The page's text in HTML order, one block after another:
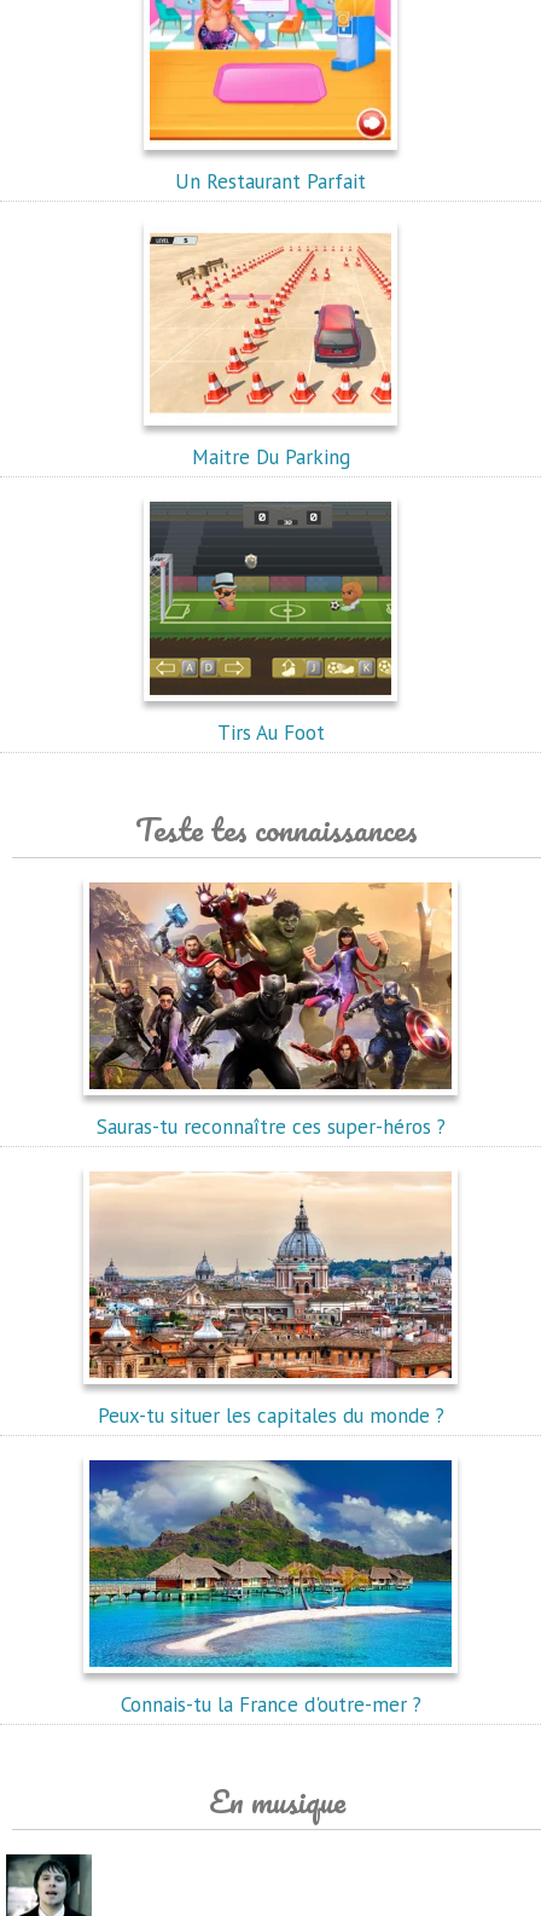
Un Restaurant Parfait
Maitre Du Parking
Tirs Au Foot
Teste tes connaissances
Sauras-tu reconnaître ces super-héros ?
Peux-tu situer les capitales du monde ?
Connais-tu la France d'outre-mer ?
En musique